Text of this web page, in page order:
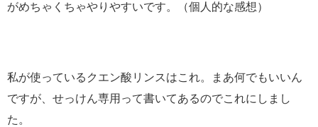
がめちゃくちゃやりやすいです。（個人的な感想）
私が使っているクエン酸リンスはこれ。まあ何でもいいん
ですが、せっけん専用って書いてあるのでこれにしまし
た。